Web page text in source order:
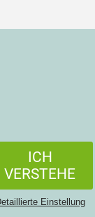
ICH
VERSTEHE
Einstellung